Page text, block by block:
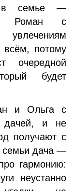
в семье —
Роман с
потому
очередной
будет
и Ольга с
дачей, и не
получают с
семьи дача —
гармонию:
неустанно